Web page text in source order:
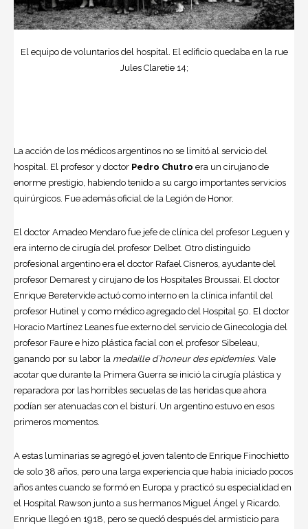
El equipo de voluntarios del hospital. El edificio quedaba en la rue
Jules Claretie 14;
La acción de los médicos argentinos no se limitó al servicio del
hospital. El profesor y doctor Pedro Chutro era un cirujano de
enorme prestigio, habiendo tenido a su cargo importantes servicios
quirúrgicos. Fue además oficial de la Legión de Honor.
El doctor Amadeo Mendaro fue jefe de clínica del profesor Leguen y
era interno de cirugía del profesor Delbet. Otro distinguido
profesional argentino era el doctor Rafael Cisneros, ayudante del
profesor Demarest y cirujano de los Hospitales Broussai. El doctor
Enrique Beretervide actuó como interno en la clínica infantil del
profesor Hutinel y como médico agregado del Hospital 50. El doctor
Horacio Martínez Leanes fue externo del servicio de Ginecologia del
profesor Faure e hizo plástica facial con el profesor Sibeleau,
ganando por su labor la medaille d´honeur des epidemies. Vale
acotar que durante la Primera Guerra se inició la cirugía plástica y
reparadora por las horribles secuelas de las heridas que ahora
podían ser atenuadas con el bisturí. Un argentino estuvo en esos
primeros momentos.
A estas luminarias se agregó el joven talento de Enrique Finochietto
de solo 38 años, pero una larga experiencia que había iniciado pocos
años antes cuando se formó en Europa y practicó su especialidad en
el Hospital Rawson junto a sus hermanos Miguel Ángel y Ricardo.
Enrique llegó en 1918, pero se quedó después del armisticio para